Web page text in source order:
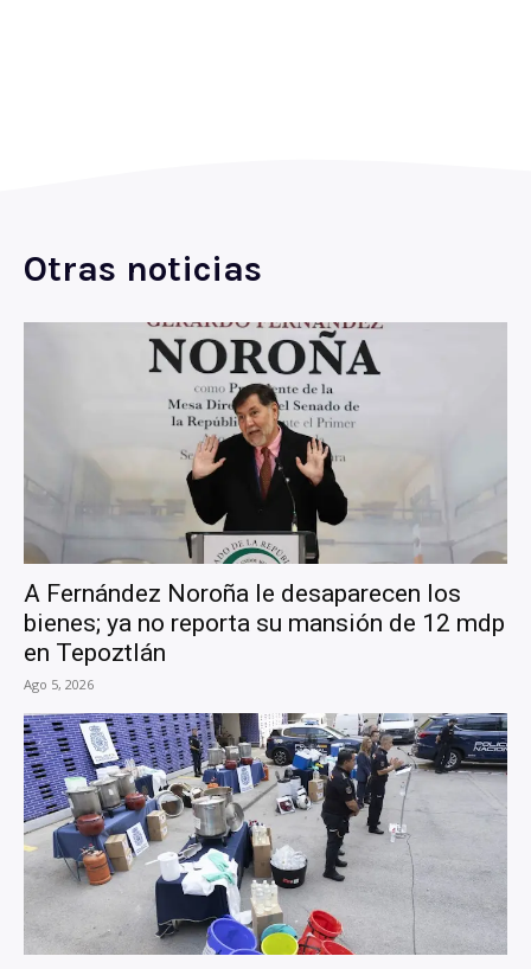
Otras noticias
A Fernández Noroña le desaparecen los
bienes; ya no reporta su mansión de 12 mdp
en Tepoztlán
Ago 5, 2026